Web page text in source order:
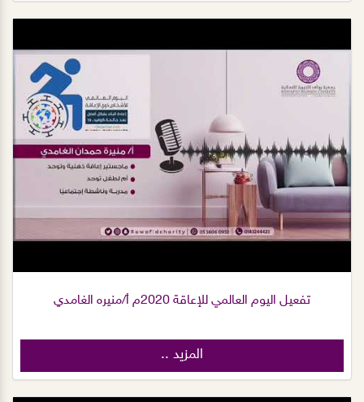
تفعيل اليوم العالمي للإعاقة 2020م أ/منيره الغامدي
المزيد ..